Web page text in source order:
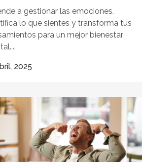
a gestionar las emociones.
lo que sientes y transforma tus
para un mejor bienestar
2025